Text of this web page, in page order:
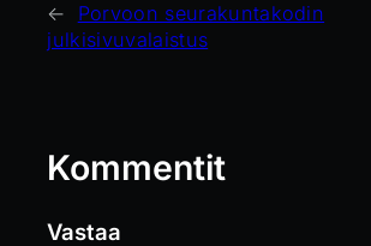
←
Porvoon seurakuntakodin
julkisivuvalaistus
Kommentit
Vastaa